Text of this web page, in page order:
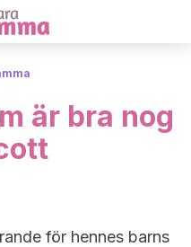
är bra nog
för hennes barns